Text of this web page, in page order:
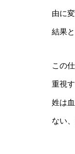
由に
結果
この
重視
姓は
ない